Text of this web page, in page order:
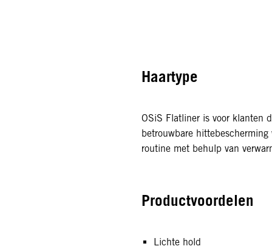
Haartype
OSiS Flatliner is voor klanten
betrouwbare
routine met behulp van
Productvoordelen
Lichte hold